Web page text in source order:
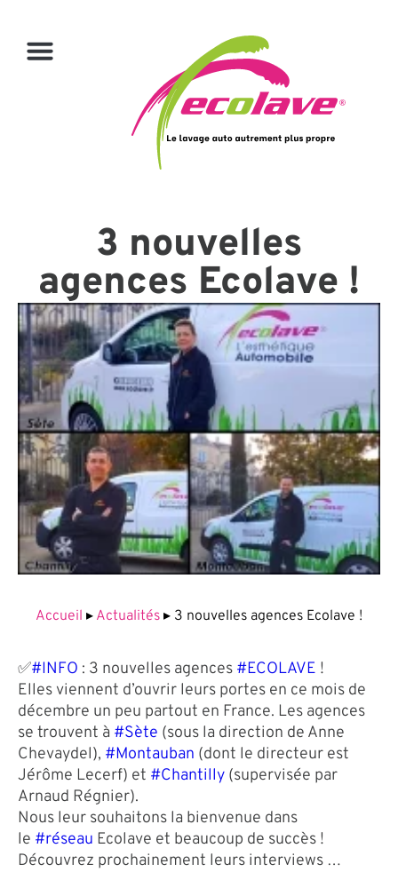
3 nouvelles
agences Ecolave !
Accueil ▸ Actualités ▸ 3 nouvelles agences Ecolave !
✅#INFO : 3 nouvelles agences #ECOLAVE !
Elles viennent d’ouvrir leurs portes en ce mois de
décembre un peu partout en France. Les agences
se trouvent à #Sète (sous la direction de Anne
Chevaydel), #Montauban (dont le directeur est
Jérôme Lecerf) et #Chantilly (supervisée par
Arnaud Régnier).
Nous leur souhaitons la bienvenue dans
le #réseau Ecolave et beaucoup de succès !
Découvrez prochainement leurs interviews …